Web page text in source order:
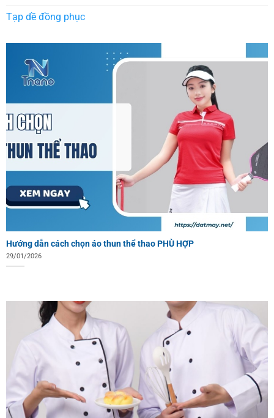
Tạp dề đồng phục
Hướng dẫn cách chọn áo thun thể thao PHÙ HỢP
29/01/2026